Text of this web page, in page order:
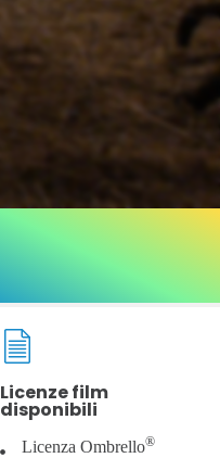
Licenze film
disponibili
Licenza Ombrello®